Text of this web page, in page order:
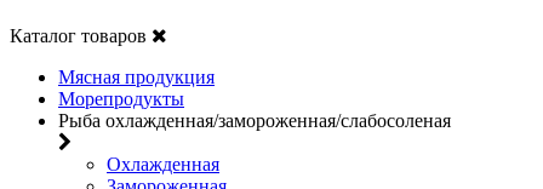
Каталог товаров
Мясная продукция
Морепродукты
Рыба охлажденная/замороженная/слабосоленая
Охлажденная